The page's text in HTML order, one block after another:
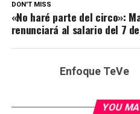
DON'T MISS
«No haré parte del circo»:
renunciará al salario del 7
Enfoque TeVe
YOU